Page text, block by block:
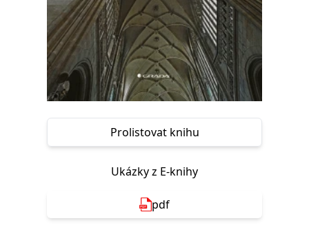
Prolistovat knihu
Ukázky z E-knihy
pdf
Nezbytně nutné soubory cookie umožňují základní funkce webových
stránek, jako je přihlášení uživatele a správa účtu. Webové stránky nelze
bez nezbytně nutných souborů cookie správně používat.
Název
Provider /
Doména
Vyprší Popis
CookieScriptConsent
CookieScript
www.grada.cz
1 měsíc
Tento soubor
cookie
používá
Cookie-
cookie